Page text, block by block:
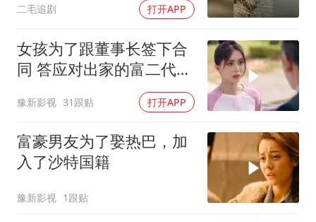
二毛追剧 打开APP
女孩为了跟董事长签下合
同 答应对出家的富二代展
豫新影视 31跟贴 打开APP
富豪男友为了娶热巴，加
入了沙特国籍
豫新影视 1跟贴